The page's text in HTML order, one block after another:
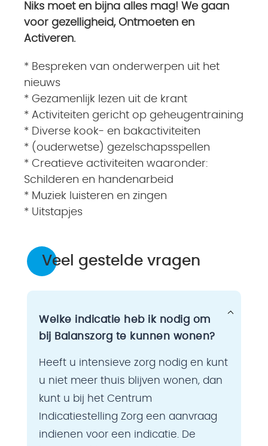
Niks moet en bijna alles mag! We gaan
voor gezelligheid, Ontmoeten en
Activeren.
* Bespreken van onderwerpen uit het
nieuws
* Gezamenlijk lezen uit de krant
* Activiteiten gericht op geheugentraining
* Diverse kook- en bakactiviteiten
* (ouderwetse) gezelschapsspellen
* Creatieve activiteiten waaronder:
Schilderen en handenarbeid
* Muziek luisteren en zingen
* Uitstapjes
Veel gestelde vragen
Welke indicatie heb ik nodig om
bij Balanszorg te kunnen wonen?
Heeft u intensieve zorg nodig en kunt
u niet meer thuis blijven wonen, dan
kunt u bij het Centrum
Indicatiestelling Zorg een aanvraag
indienen voor een indicatie. De